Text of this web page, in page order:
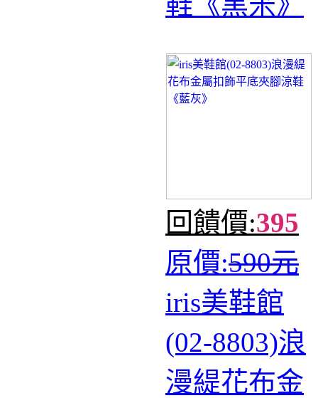
回饋價:395
原價:590元
iris美鞋館
(02-8803)浪
漫緹花布金